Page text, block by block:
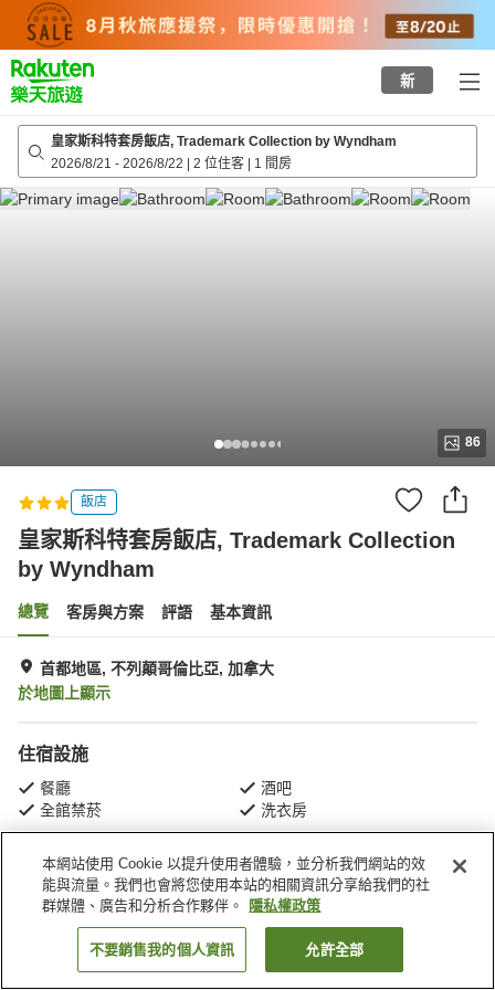
top
page
新
皇家斯科特套房飯店, Trademark Collection by Wyndham
2026/8/21 - 2026/8/22 | 2 位住客 | 1 間房
86
飯店
皇家斯科特套房飯店, Trademark Collection
by Wyndham
總覽 客房與方案 評語 基本資訊
首都地區, 不列顛哥倫比亞, 加拿大
於地圖上顯示
住宿設施
餐廳
酒吧
全館禁菸
洗衣房
首頁 加拿大 不列顛哥倫比亞
首都地區
皇家斯科特套房飯店, Trademark Collection by Wyndham
找客房
本網站使用 Cookie 以提升使用者體驗，並分析我們網站的效
能與流量。我們也會將您使用本站的相關資訊分享給我們的社
群媒體、廣告和分析合作夥伴。
隱私權政策
不要銷售我的個人資訊 允許全部